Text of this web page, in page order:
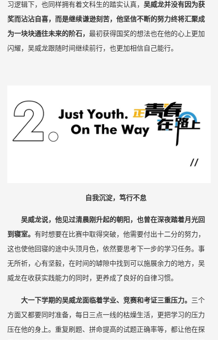
习逻辑下，也同样拥有着文科生的踏实认真， 吴威龙并没有因为获
奖而沾沾自喜，而是继续谦逊刻苦，他坚信不断的努力终将汇聚成
为一块块通往未来的阶石， 最初获得国奖的想法也在他的心上更加
闪耀，吴威龙跟随时间继续前行，也更加相信自己能行。
自我沉淀，笃行不怠
吴威龙说，他见过清晨刚升起的朝阳，也曾在深夜踏着月光回
到寝室。 有时想要在比赛中取得突破，他需要付出十二分的努力，
这也使他回寝的途中头顶月色，依然要思考下一步的学习任务。事
无所祈，心有坚毅，在时间的罅隙中找到可以施展余力的地方，吴
威龙在收获实践能力的同时，更养成了良好的自律习惯。
大一下学期的吴威龙面临着学业、竞赛和考证三重压力。 三个
方面又都要同时准备，每日三点一线的枯燥生活，更把学习的压力
压在他的身上。重复刷题、拼命提高的试题正确率等，都让他在探